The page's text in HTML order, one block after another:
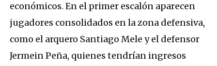
económicos. En el primer escalón aparecen
jugadores consolidados en la zona defensiva,
como el arquero Santiago Mele y el defensor
Jermein Peña, quienes tendrían ingresos